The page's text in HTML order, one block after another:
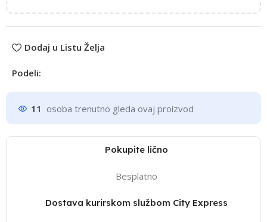
Dodaj u Listu Želja
Podeli:
11 osoba trenutno gleda ovaj proizvod
Pokupite lično
Besplatno
Dostava kurirskom službom City Express